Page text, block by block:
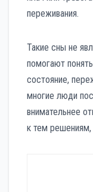
переживания.
Такие сны не
помогают
состояние,
многие люди
внимательнее
к тем решениям,